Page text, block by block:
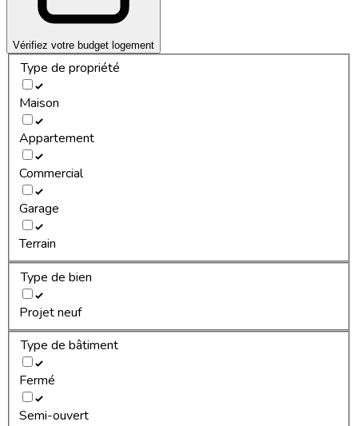
Vérifiez votre budget logement
Type de propriété
Maison
Appartement
Commercial
Garage
Terrain
Type de bien
Projet neuf
Type de bâtiment
Fermé
Semi-ouvert